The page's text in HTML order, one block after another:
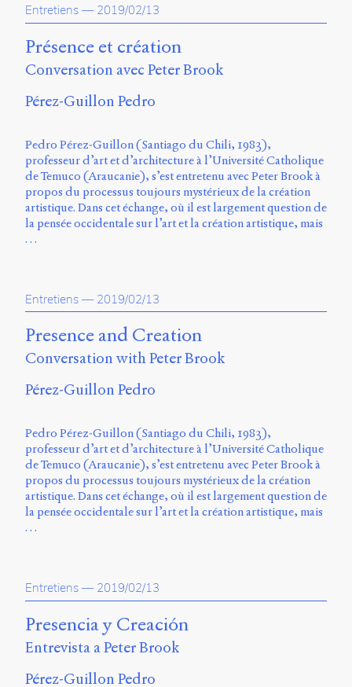
du
site
Archipel
En
ligne
Université
de
Sherbrooke
Campus
12723
150
Pl.
Charles-
Le
Longueuil
0B7
Canada
ISSN
2104-
3272
0.1
(2020/03)
Typographies
de
Entretiens — 2019/02/13
Présence et création
Conversation avec Peter Brook
Pérez-Guillon Pedro
Pedro Pérez-Guillon (Santiago du Chili, 1983),
professeur d’art et d’architecture à l’Université Catholique
de Temuco (Araucanie), s’est entretenu avec Peter Brook à
propos du processus toujours mystérieux de la création
artistique. Dans cet échange, où il est largement question de
la pensée occidentale sur l’art et la création artistique, mais
…
Entretiens — 2019/02/13
Presence and Creation
Conversation with Peter Brook
Pérez-Guillon Pedro
Pedro Pérez-Guillon (Santiago du Chili, 1983),
professeur d’art et d’architecture à l’Université Catholique
de Temuco (Araucanie), s’est entretenu avec Peter Brook à
propos du processus toujours mystérieux de la création
artistique. Dans cet échange, où il est largement question de
la pensée occidentale sur l’art et la création artistique, mais
…
Entretiens — 2019/02/13
Presencia y Creación
Entrevista a Peter Brook
Pérez-Guillon Pedro